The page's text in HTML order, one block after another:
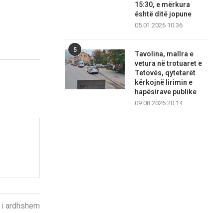
ardhshëm
15:30, e mërkura
është ditë jopune
05.01.2026 10:36
5
Tavolina, mallra e
vetura në trotuaret e
Tetovës, qytetarët
kërkojnë lirimin e
hapësirave publike
09.08.2026 20:14